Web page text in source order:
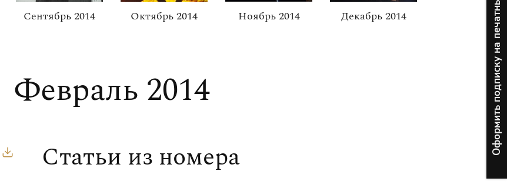
Сентябрь 2014 Октябрь 2014 Ноябрь 2014 Декабрь 2014
Февраль 2014
СКАЧАТЬ В PDFСтатьи из номера
Оформить подписку на печатный журнал